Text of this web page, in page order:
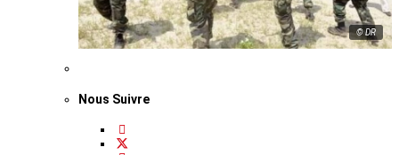
© DR
Nous Suivre